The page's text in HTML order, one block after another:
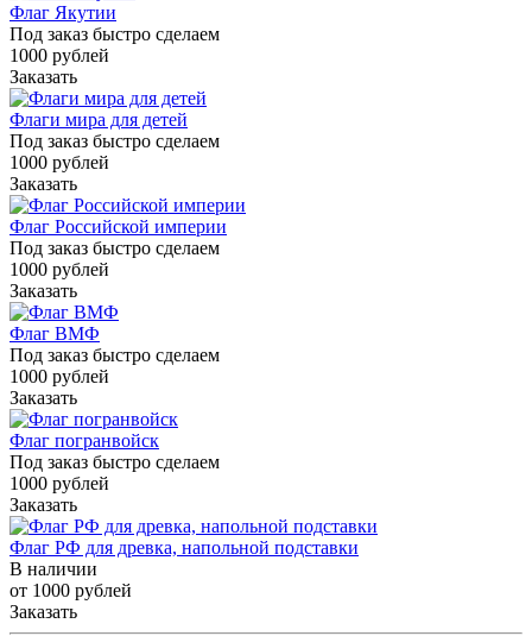
Флаг Якутии
Под заказ быстро сделаем
1000 рублей
Заказать
Флаги мира для детей
Под заказ быстро сделаем
1000 рублей
Заказать
Флаг Российской империи
Под заказ быстро сделаем
1000 рублей
Заказать
Флаг ВМФ
Под заказ быстро сделаем
1000 рублей
Заказать
Флаг погранвойск
Под заказ быстро сделаем
1000 рублей
Заказать
Флаг РФ для древка, напольной подставки
В наличии
от 1000 рублей
Заказать